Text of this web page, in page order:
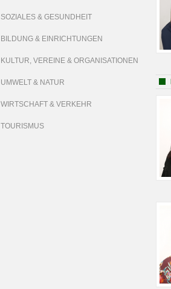
SOZIALES & GESUNDHEIT
BILDUNG & EINRICHTUNGEN
KULTUR, VEREINE & ORGANISATIONEN
UMWELT & NATUR
WIRTSCHAFT & VERKEHR
TOURISMUS